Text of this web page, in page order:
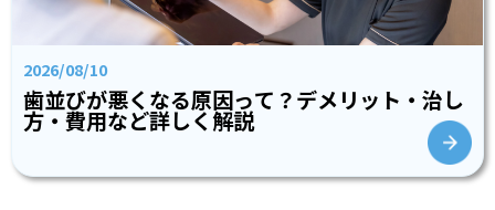
2026/08/10
歯並びが悪くなる原因って？デメリット・治し
方・費用など詳しく解説